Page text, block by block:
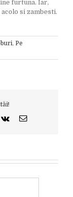
furtuna. Iar,
si zambesti.
, Pe
Vk Email